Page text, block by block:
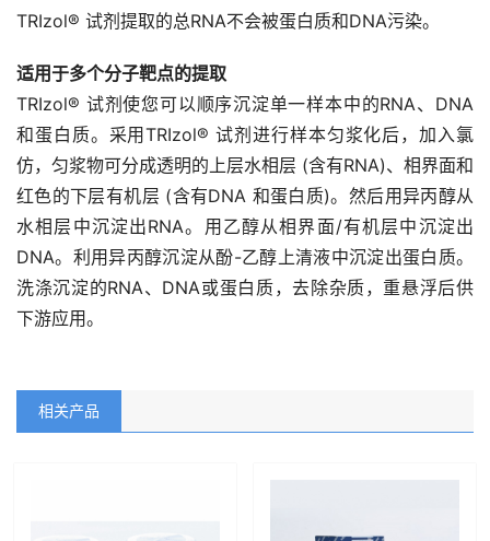
TRIzol® 试剂提取的总RNA不会被蛋白质和DNA污染。
适用于多个分子靶点的提取
TRIzol® 试剂使您可以顺序沉淀单一样本中的RNA、DNA
和蛋白质。采用TRIzol® 试剂进行样本匀浆化后，加入氯
仿，匀浆物可分成透明的上层水相层 (含有RNA)、相界面和
红色的下层有机层 (含有DNA 和蛋白质)。然后用异丙醇从
水相层中沉淀出RNA。用乙醇从相界面/有机层中沉淀出
DNA。利用异丙醇沉淀从酚-乙醇上清液中沉淀出蛋白质。
洗涤沉淀的RNA、DNA或蛋白质，去除杂质，重悬浮后供
下游应用。
相关产品